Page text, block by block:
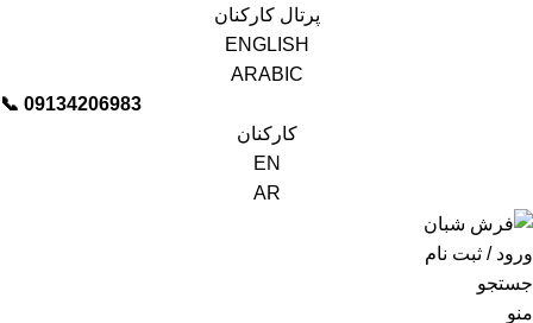
پرتال کارکنان
ENGLISH
ARABIC
📞︁ 09134206983
کارکنان
EN
AR
ورود / ثبت نام
جستجو
منو